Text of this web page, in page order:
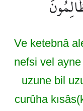
Ve ketebnâ
nefsi vel
uzune bil
curûha